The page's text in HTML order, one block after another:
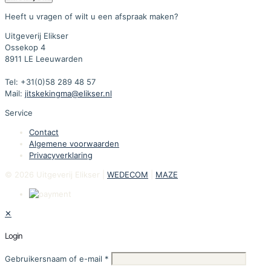
Heeft u vragen of wilt u een afspraak maken?
Uitgeverij Elikser
Ossekop 4
8911 LE Leeuwarden
Tel: +31(0)58 289 48 57
Mail: jitskekingma@elikser.nl
Service
Contact
Algemene voorwaarden
Privacyverklaring
© 2026 Uitgeverij Elikser | WEDECOM MAZE
✕
Login
Gebruikersnaam of e-mail *